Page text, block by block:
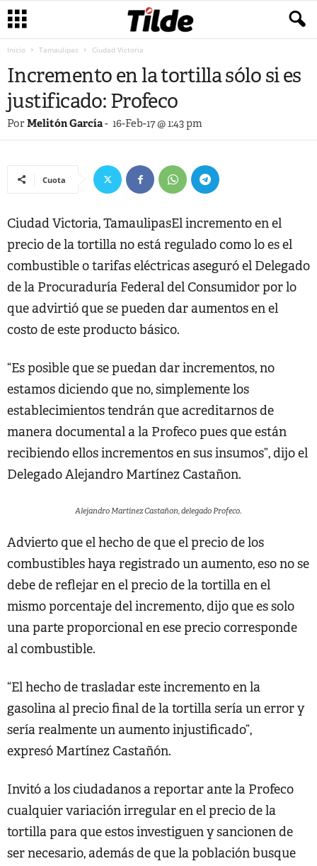
Inicio Tamaulipas Ciudad Victoria
Incremento en la tortilla sólo si es
justificado: Profeco
PorMelitón García- 16-Feb-17 @ 1:43 pm
Cuota
Ciudad Victoria, TamaulipasEl incremento en el
precio de la tortilla no está regulado como lo es el
combustible o tarifas eléctricas aseguró el Delegado
de la Procuraduría Federal del Consumidor por lo
que advirtió que se pueden dar aumentos en el
costo de este producto básico.
“Es posible que se puedan dar incrementos, no
estamos diciendo que no, simplemente los
establecimientos tendrán que acreditarnos de
manera documental a la Profeco pues que están
recibiendo ellos incrementos en sus insumos”, dijo el
Delegado Alejandro Martínez Castañon.
Alejandro Martínez Castañon, delegado Profeco.
Advierto que el hecho de que el precio de los
combustibles haya registrado un aumento, eso no se
debe de reflejar en el precio de la tortilla en el
mismo porcentaje del incremento, dijo que es solo
una parte proporcional en ese precio corresponde
al combustible.
“El hecho de trasladar este incremento en la
gasolina al precio final de la tortilla sería un error y
sería realmente un aumento injustificado”,
expresó Martínez Castañón.
Invitó a los ciudadanos a reportar ante la Profeco
cualquier variación irregular en el precio de la
tortilla para que estos investiguen y sancionen de
ser necesario, además de que la población busque